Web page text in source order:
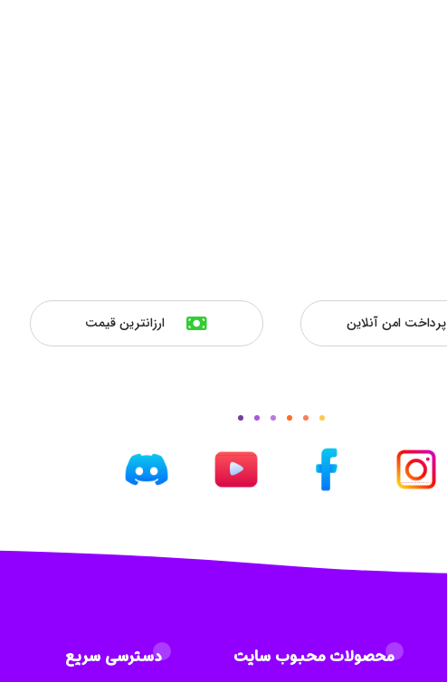
پرداخت امن آنلاین ارزانترین قیمت
محصولات محبوب سایت دسترسی سریع